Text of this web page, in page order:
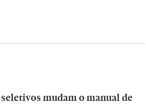
mudam o manual de
as análises, recomendações e